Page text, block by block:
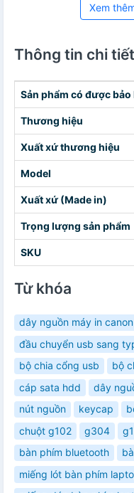
Xem
Thông tin chi tiết
Sản phẩm có được
Thương hiệu
Xuất xứ thương hiệu
Model
Xuất xứ (Made in)
Trọng lượng sản phẩm
SKU
Từ khóa
dây nguồn máy in canon
đầu chuyển usb sang
bộ chia cổng usb
bộ
cáp sata hdd
dây
nút nguồn
keycap
chuột g102
g304
bàn phím bluetooth
miếng lót bàn phím